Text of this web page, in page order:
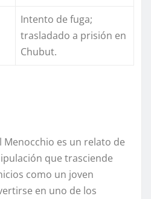
Intento de fuga;
trasladado a prisión en
Chubut.
Menocchio es un relato de
que trasciende
como un joven
en uno de los